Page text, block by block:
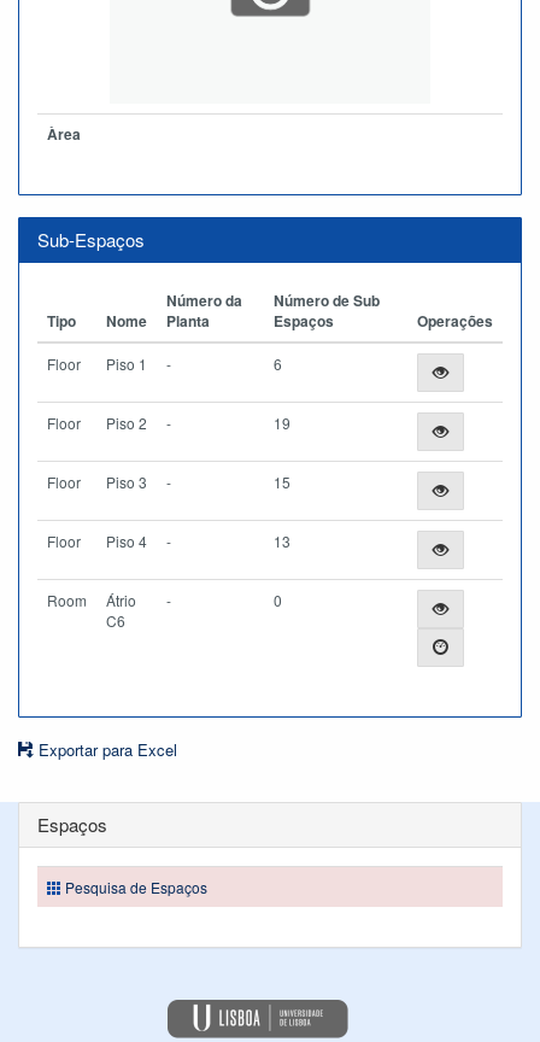
Àrea
Sub-Espaços
Tipo Nome
Número da
Planta
Número de Sub
Espaços
Operações
Floor Piso 1 - 6
Floor Piso 2 - 19
Floor Piso 3 - 15
Floor Piso 4 - 13
Room
Átrio
C6
- 0
Exportar para Excel
Espaços
Pesquisa de Espaços